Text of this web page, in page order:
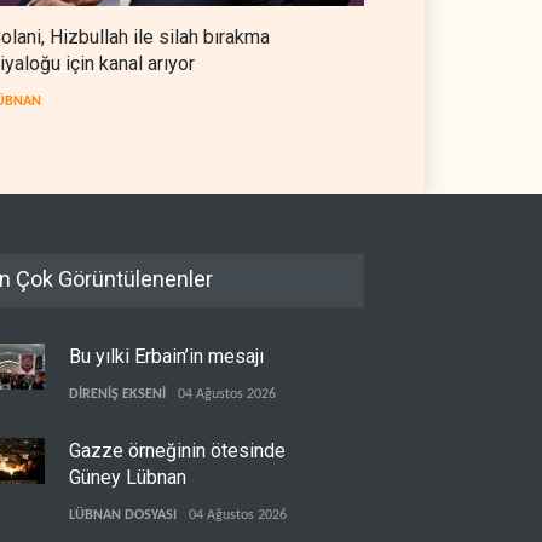
Hizbullah ile silah bırakma
için kanal arıyor
Çok Görüntülenenler
Bu yılki Erbain’in mesajı
DİRENİŞ EKSENİ 04 Ağustos 2026
Gazze örneğinin ötesinde
Güney Lübnan
LÜBNAN DOSYASI 04 Ağustos 2026